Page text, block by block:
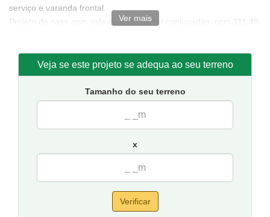
serviço e varanda frontal.
Projeto de casa com sala de estar/jantar conjugadas, com 111,49
Sugestão de terreno para implantação: 10 metros de frente
por 20 metros de fundos.
Ver mais
Veja se este projeto se adequa ao seu terreno
Tamanho do seu terreno
x
Verificar